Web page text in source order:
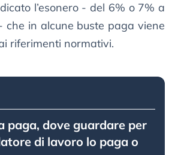
l’esonero - del 6% o 7% a
che in alcune buste paga viene
riferimenti normativi.
paga, dove guardare per
di lavoro lo paga o